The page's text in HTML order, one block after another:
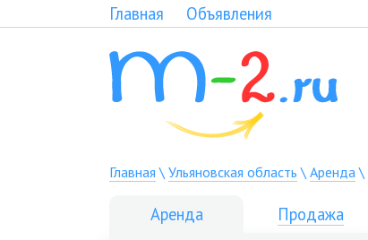
Главная Объявления
Главная \ Ульяновская область \ Аренда\
Аренда Продажа